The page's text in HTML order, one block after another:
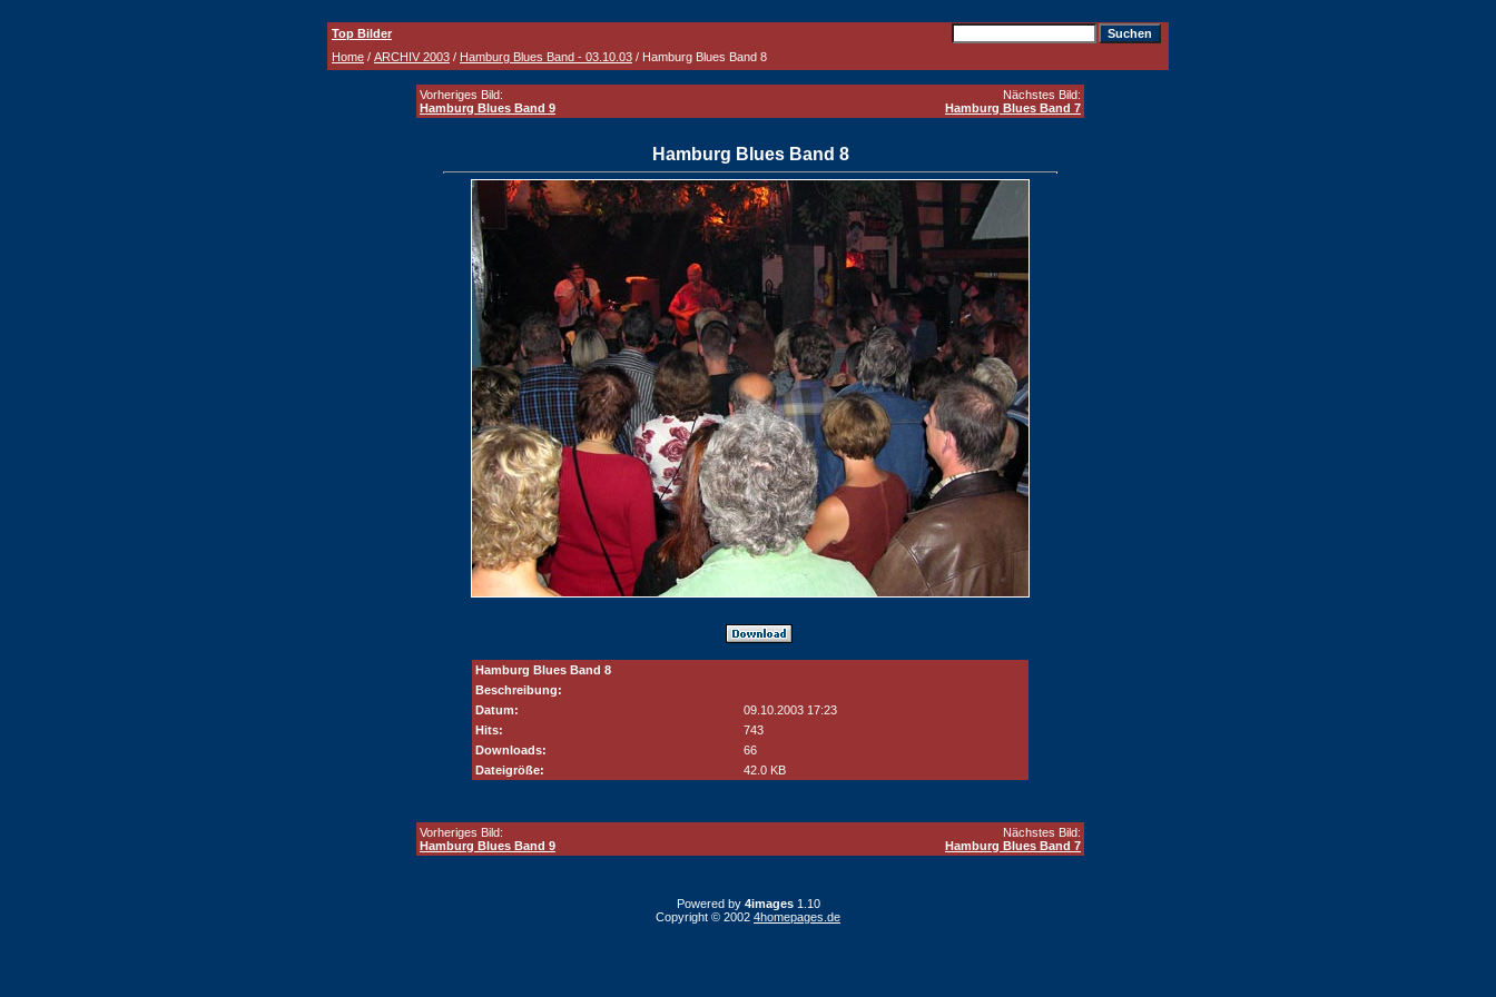
Top Bilder
Home / ARCHIV 2003 / Hamburg Blues Band - 03.10.03 / Hamburg Blues Band 8
Vorheriges Bild:
Hamburg Blues Band 9
Nächstes Bild:
Hamburg Blues Band 7
Hamburg Blues Band 8
Hamburg Blues Band 8
Beschreibung:
Datum:
09.10.2003 17:23
Hits:
743
Downloads:
66
Dateigröße:
42.0 KB
Vorheriges Bild:
Hamburg Blues Band 9
Nächstes Bild:
Hamburg Blues Band 7
Powered by 4images1.10
Copyright © 2002 4homepages.de